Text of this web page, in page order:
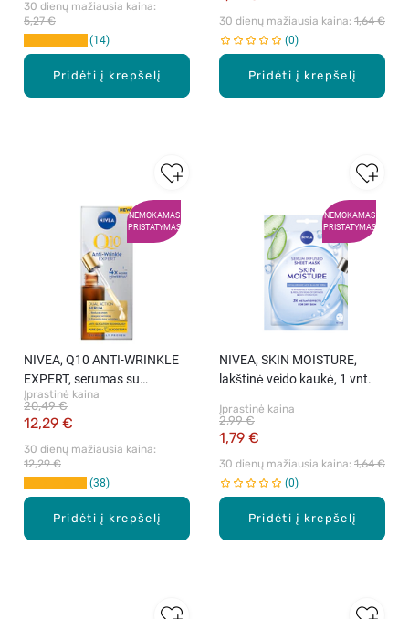
Pridėti į krepšelį
30 dienų mažiausia kaina:
5,27 €
14
Pridėti į krepšelį
30 dienų mažiausia kaina: 1,64 €
0
NEMOKAMAS
PRISTATYMAS
Pridėti į krepšelį
NIVEA, Q10 ANTI-WRINKLE
EXPERT, serumas su
technologija nuo glikacijos,
30 ml
Įprastinė kaina
12,29 €
20,49 €
30 dienų mažiausia kaina:
12,29 €
38
NEMOKAMAS
PRISTATYMAS
Pridėti į krepšelį
NIVEA, SKIN MOISTURE,
lakštinė veido kaukė, 1 vnt.
Įprastinė kaina
1,79 €
2,99 €
30 dienų mažiausia kaina: 1,64 €
0